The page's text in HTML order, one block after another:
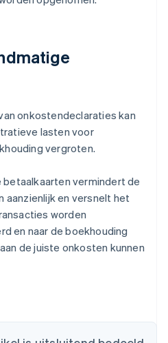
onkostendeclaraties kan
lasten voor
vergroten.
betaalkaarten vermindert de
aanzienlijk en versnelt het
worden
en naar de boekhouding
de juiste onkosten kunnen